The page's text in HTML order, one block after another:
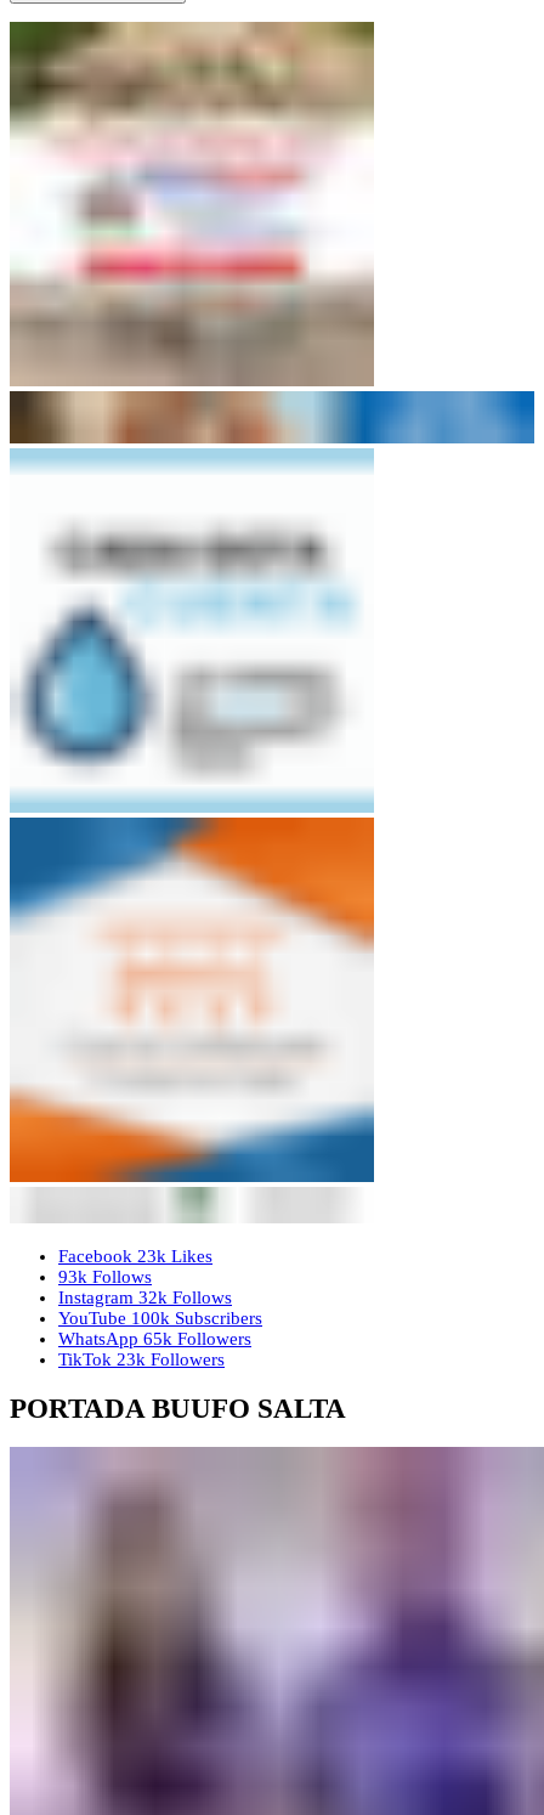
Facebook 23k Likes
93k Follows
Instagram 32k Follows
YouTube 100k Subscribers
WhatsApp 65k Followers
TikTok 23k Followers
PORTADA BUUFO SALTA